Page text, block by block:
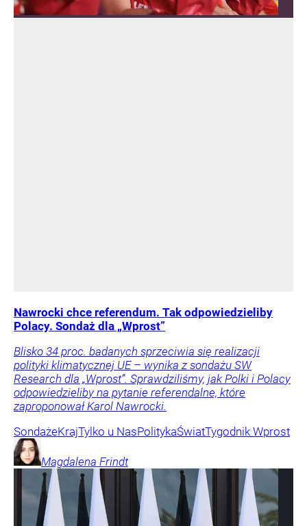
Nawrocki chce referendum. Tak odpowiedzieliby
Polacy. Sondaż dla „Wprost”
Blisko 34 proc. badanych sprzeciwia się realizacji
polityki klimatycznej UE – wynika z sondażu SW
Research dla „Wprost”. Sprawdziliśmy, jak Polki i Polacy
odpowiedzieliby na pytanie referendalne, które
zaproponował Karol Nawrocki.
SondażeKrajTylko u NasPolitykaŚwiatTygodnik Wprost
Magdalena Frindt